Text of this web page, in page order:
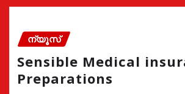
ന്യൂസ്
Sensible Medical
Preparations